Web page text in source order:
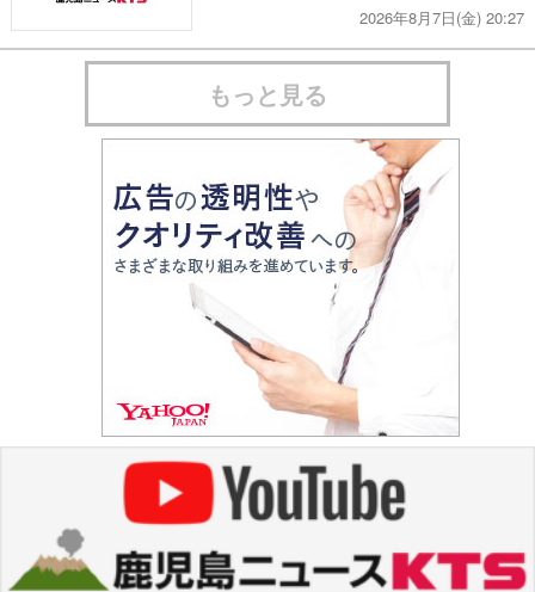
2026年8月7日(金) 20:27
もっと見る